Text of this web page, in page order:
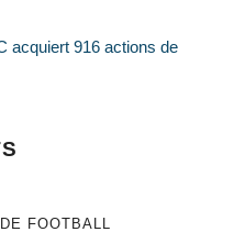
acquiert 916 actions de
FOOTBALL